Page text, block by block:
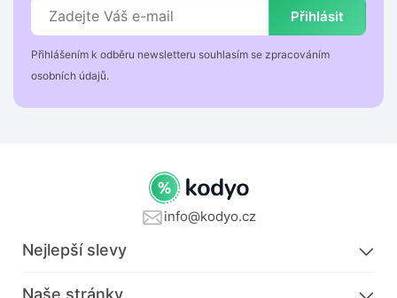
Přihlásit
Přihlášením k odběru newsletteru souhlasím se zpracováním
osobních údajů.
info@kodyo.cz
Nejlepší slevy
Naše stránky